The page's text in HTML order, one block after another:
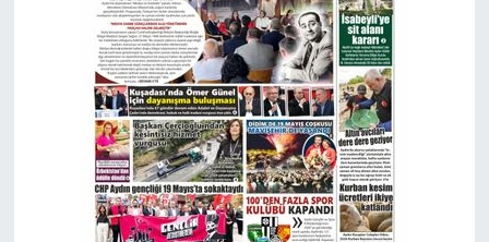
MAGAZİN
SAĞLIK
SİYASET
SPOR